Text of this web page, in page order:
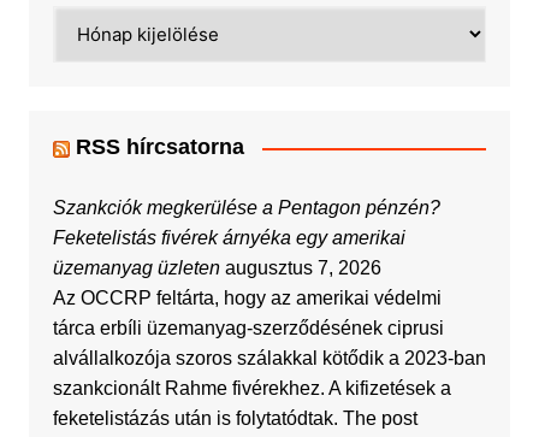
RSS hírcsatorna
Szankciók megkerülése a Pentagon pénzén?
Feketelistás fivérek árnyéka egy amerikai
üzemanyag üzleten augusztus 7, 2026
Az OCCRP feltárta, hogy az amerikai védelmi
tárca erbíli üzemanyag-szerződésének ciprusi
alvállalkozója szoros szálakkal kötődik a 2023-ban
szankcionált Rahme fivérekhez. A kifizetések a
feketelistázás után is folytatódtak. The post